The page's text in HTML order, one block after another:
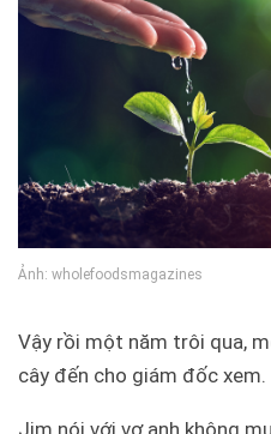
Ảnh: wholefoodsmagazines
Vậy rồi một năm trôi qua,
cây đến cho giám đốc xem.